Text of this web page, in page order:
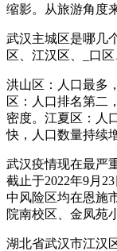
缩影。从旅游角度
武汉主城区是哪几
区、江汉区、_口
洪山区：人口最多
区：人口排名第二
密度。江夏区：人
快，人口数量持续
武汉疫情现在最严
截止于2022年9月
中风险区均在恩施
院南校区、金凤苑
湖北省武汉市江汉